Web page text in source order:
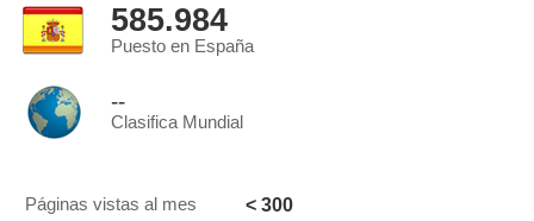
585.984
Puesto en España
--
Clasifica Mundial
Páginas vistas al mes < 300